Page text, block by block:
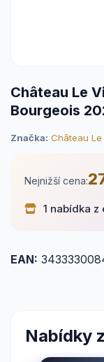
Château Le
Bourgeois
Značka: Château
Nejnižší cena:
1 nabídka z
EAN:
Nabídky